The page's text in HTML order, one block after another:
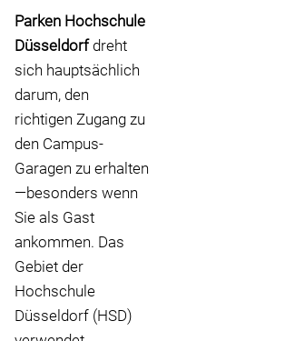
Parken Hochschule
Düsseldorfdreht
sich hauptsächlich
darum, den
richtigen Zugang zu
den Campus-
Garagen zu erhalten
—besonders wenn
Sie als Gast
ankommen. Das
Gebiet der
Hochschule
Düsseldorf (HSD)